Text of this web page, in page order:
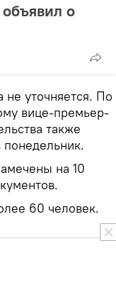
о
не уточняется. По
вице-премьер-
также
на 10
60 человек.